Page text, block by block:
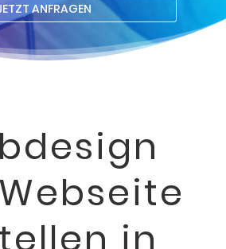
ANFRAGEN